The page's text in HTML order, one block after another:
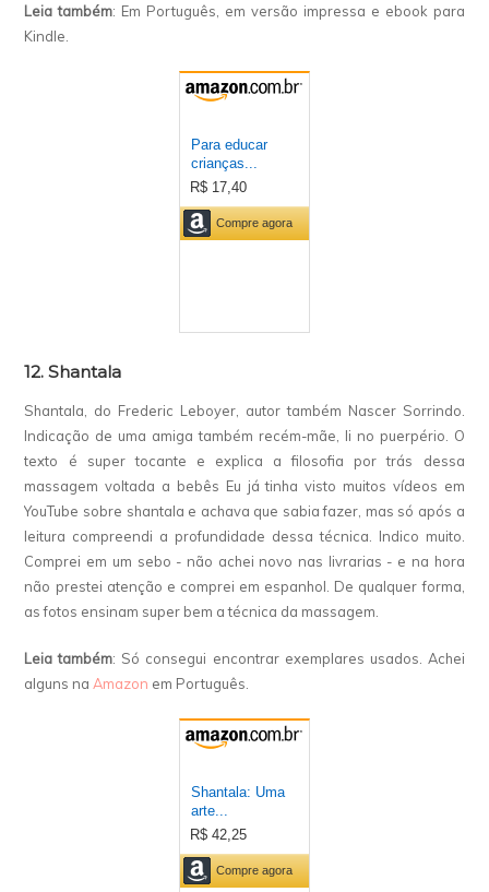
Leia também: Em Português, em versão impressa e ebook para
Kindle.
12. Shantala
Shantala, do Frederic Leboyer, autor também Nascer Sorrindo.
Indicação de uma amiga também recém-mãe, li no puerpério. O
texto é super tocante e explica a filosofia por trás dessa
massagem voltada a bebês Eu já tinha visto muitos vídeos em
YouTube sobre shantala e achava que sabia fazer, mas só após a
leitura compreendi a profundidade dessa técnica. Indico muito.
Comprei em um sebo - não achei novo nas livrarias - e na hora
não prestei atenção e comprei em espanhol. De qualquer forma,
as fotos ensinam super bem a técnica da massagem.
Leia também: Só consegui encontrar exemplares usados. Achei
alguns na Amazon em Português.